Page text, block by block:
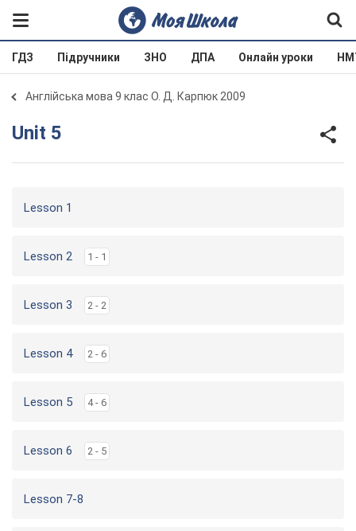
ГДЗ Підручники ЗНО ДПА Онлайн уроки
Англійська мова 9 клас О. Д. Карпюк 2009
Unit 5
Lesson 1
Lesson 2 1 - 1
Lesson 3 2 - 2
Lesson 4 2 - 6
Lesson 5 4 - 6
Lesson 6 2 - 5
Lesson 7-8